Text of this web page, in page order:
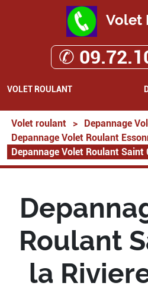
Volet
✆
VOLET ROULANT
Volet roulant > Depannage
Depannage Volet Roulant
Depannage Volet Roulant Saint
Roulant
la